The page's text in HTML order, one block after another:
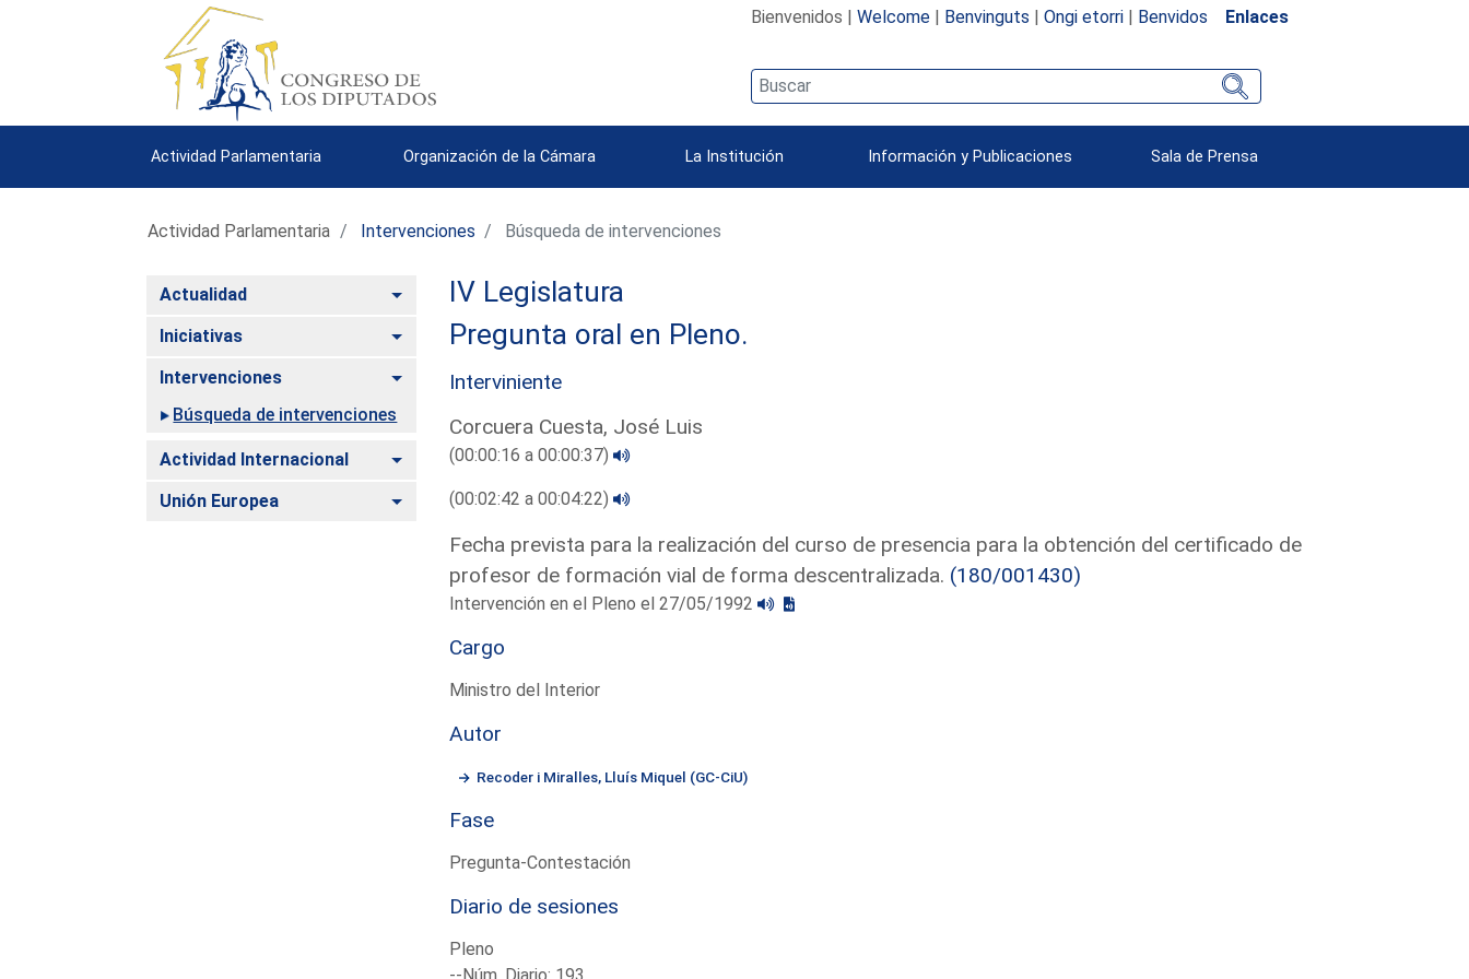
Bienvenidos | Welcome| Benvinguts | Ongi etorri| Benvidos Enlaces
Actividad Parlamentaria Organización de la Cámara La Institución Información y Publicaciones Sala de Prensa
Actividad Parlamentaria Intervenciones Búsqueda de intervenciones
Actualidad Alternar
Iniciativas Alternar
Intervenciones
Alternar
Búsqueda de intervenciones
Actividad Internacional Alternar
Unión Europea Alternar
IV Legislatura
Pregunta oral en Pleno.
Interviniente
Corcuera Cuesta, José Luis
(00:00:16 a 00:00:37)
(00:02:42 a 00:04:22)
Fecha prevista para la realización del curso de presencia para la obtención del certificado de
profesor de formación vial de forma descentralizada. (180/001430)
Intervención en el Pleno el 27/05/1992
Cargo
Ministro del Interior
Autor
Recoder i Miralles, Lluís Miquel (GC-CiU)
Fase
Pregunta-Contestación
Diario de sesiones
Pleno
--Núm. Diario: 193